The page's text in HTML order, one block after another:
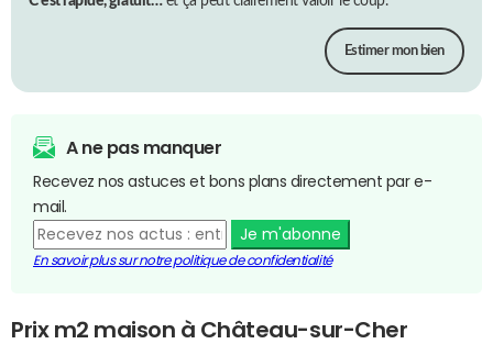
Estimer mon bien
A ne pas manquer
Recevez nos astuces et bons plans directement par e-
mail.
Je m'abonne
En savoir plus sur notre politique de confidentialité
Prix m2 maison à Château-sur-Cher